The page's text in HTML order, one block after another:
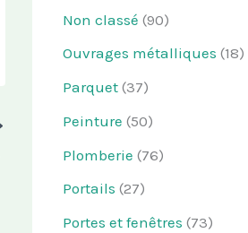
Non classé (90)
Ouvrages métalliques (18)
Parquet (37)
Peinture (50)
Plomberie (76)
Portails (27)
Portes et fenêtres (73)